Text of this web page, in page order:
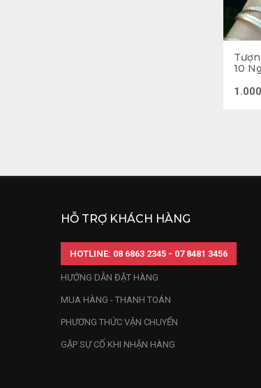
Ý
may,
đại
đến
10
HỖ TRỢ KHÁCH HÀNG
HOTLINE: 08 6863 2345 - 07 8481 3456
HƯỚNG DẪN ĐẶT HÀNG
MUA HÀNG - THANH TOÁN
PHƯƠNG THỨC VẬN CHUYỂN
GẶP SỰ CỐ KHI NHẬN HÀNG